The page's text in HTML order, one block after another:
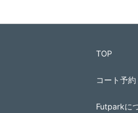
TOP
コート予約
Futparkに